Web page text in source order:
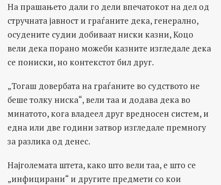
На прашањето дали го дели впечатокот на дел од
стручната јавност и граѓаните дека, генерално,
осудените судии добиваат ниски казни, Коцо
вели дека порано можеби казните изгледале дека
се пониски, но контекстот бил друг.
„Тогаш довербата на граѓаните во судството не
беше толку ниска“, вели таа и додава дека во
минатото, кога владеел друг вредносен систем, и
една или две години затвор изгледале премногу
за разлика од денес.
Најголемата штета, како што вели таа, е што се
„инфицирани“ и другите предмети со кои